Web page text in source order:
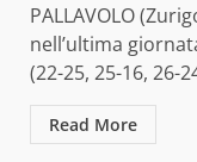
PALLAVOLO
nell’ultima
(22-25, 25-16, 26-
Read More